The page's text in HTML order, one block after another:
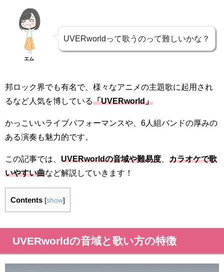
エム
UVERworldって歌うのって難しいかな？
邦ロック界でも有名で、様々なアニメの主題歌に起用され
るなど人気を博している「UVERworld」
かっこいいライブパフォーマンスや、6人組バンドの厚みの
ある演奏も魅力的です。
この記事では、 UVERworldの音域や難易度
カラオケで歌
いやすい曲など解説していきます！
Contents [show]
UVERworldの音域と歌い方の特徴